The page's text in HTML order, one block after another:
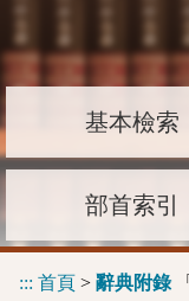
基本檢索
部首索引
::: 首頁 > 辭典附錄「